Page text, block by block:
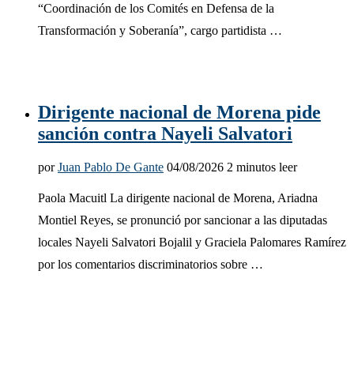
“Coordinación de los Comités en Defensa de la
Transformación y Soberanía”, cargo partidista …
Dirigente nacional de Morena pide
sanción contra Nayeli Salvatori
porJuan Pablo De Gante 04/08/2026 2 minutos leer
Paola Macuitl La dirigente nacional de Morena, Ariadna
Montiel Reyes, se pronunció por sancionar a las diputadas
locales Nayeli Salvatori Bojalil y Graciela Palomares Ramírez
por los comentarios discriminatorios sobre …